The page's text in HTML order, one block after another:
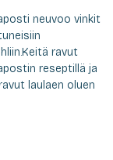
neuvoo vinkit
ravut
reseptillä ja
laulaen oluen